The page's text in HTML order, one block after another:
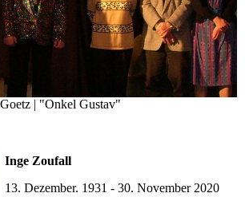
| "Onkel Gustav"
Inge Zoufall
13. Dezember. 1931 - 30. November 2020